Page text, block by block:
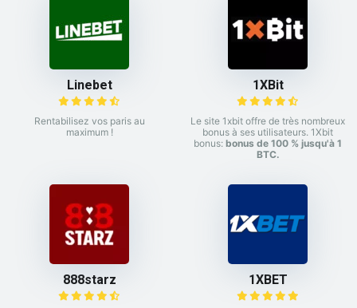
Linebet
Rentabilisez vos paris au
maximum !
1XBit
Le site 1xbit offre de très nombreux
bonus à ses utilisateurs. 1Xbit
bonus: bonus de 100 % jusqu'à 1
BTC.
888starz 1XBET